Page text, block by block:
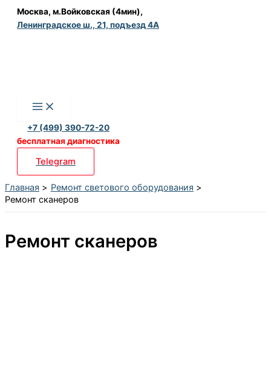
Перейти
Москва, м.Войковская (4мин),
Ленинградское ш., 21, подъезд 4А
+7 (499) 390-72-20
бесплатная диагностика
Telegram
Главная
Ремонт светового оборудования
Ремонт сканеров
Ремонт сканеров